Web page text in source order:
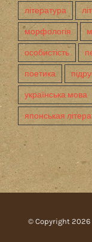
література
морфологія
особистість
поетика
українська мова
японськая
© Copyright